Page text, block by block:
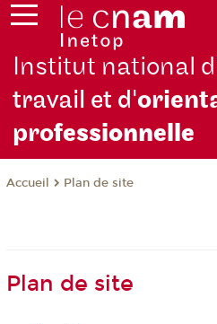
Institut national
travail et d'
professionnelle
Accueil Plan de site
Plan de site